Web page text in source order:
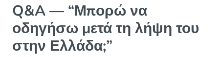
Q&A — “Μπορώ να
οδηγήσω μετά τη λήψη του
στην Ελλάδα;”